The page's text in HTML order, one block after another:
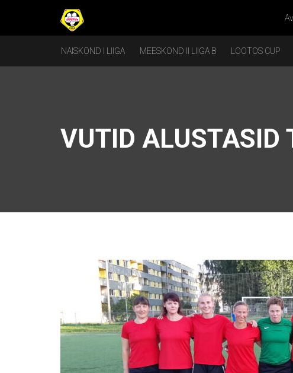
NAISKOND I LIIGA MEESKOND II LIIGA B LOOTOS CUP
VUTID ALUSTASID